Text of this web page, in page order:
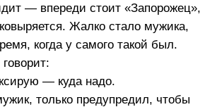
— впереди стоит «Запорожец»,
Жалко стало мужика,
когда у самого такой был.
— куда надо.
только предупредил, чтобы